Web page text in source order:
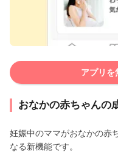
アプリを
おなかの赤ちゃんの
妊娠中のママがおなかの赤
なる新機能です。